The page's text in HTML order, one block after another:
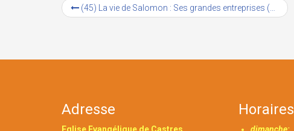
(45) La vie de Salomon : Ses grandes entreprises (#4)
Adresse Horaires